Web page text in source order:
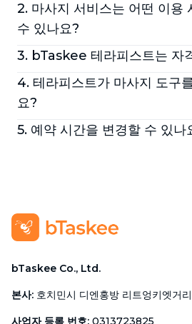
2. 마사지 서비스는 어떤 이용
수 있나요?
bTaskee 마사지 서비스는 60분,
서 선택하실 수 있습니다.
3. bTaskee 테라피스트는 자
bTaskee의 테라피스트는 풍부한
인력으로, 관련 자격증을 보유하고
4. 테라피스트가 마사지 도구
요?
네, bTaskee 테라피스트가 마사지
직접 준비해 방문합니다.
5. 예약 시간을 변경할 수 있나
bTaskee Co., Ltd.
본사: 호치민시 디엔홍방 리트엉키엣거
사업자 등록 번호: 0313723825